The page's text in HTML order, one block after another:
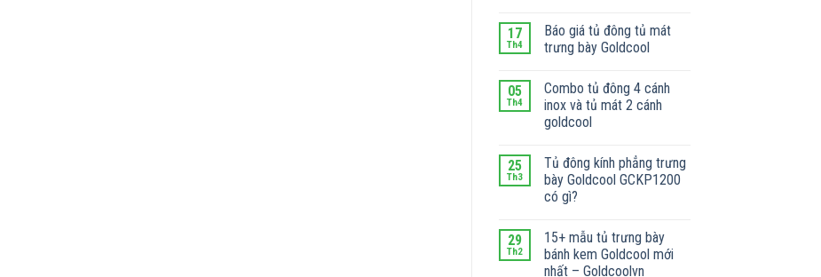
17
Th4
Báo giá tủ đông tủ mát
trưng bày Goldcool
05
Th4
Combo tủ đông 4 cánh
inox và tủ mát 2 cánh
goldcool
25
Th3
Tủ đông kính phẳng trưng
bày Goldcool GCKP1200
có gì?
29
Th2
15+ mẫu tủ trưng bày
bánh kem Goldcool mới
nhất – Goldcoolvn